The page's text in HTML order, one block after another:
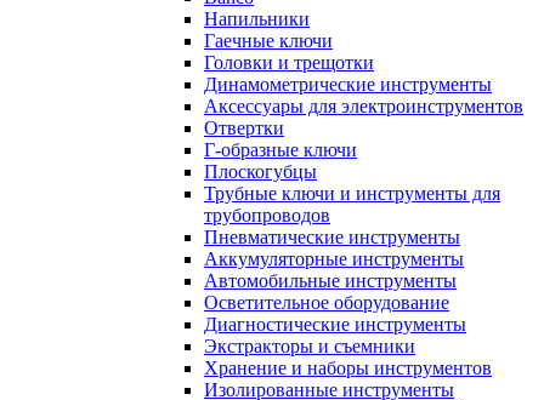
Напильники
Гаечные ключи
Головки и трещотки
Динамометрические инструменты
Аксессуары для электроинструментов
Отвертки
Г-образные ключи
Плоскогубцы
Трубные ключи и инструменты для
трубопроводов
Пневматические инструменты
Аккумуляторные инструменты
Автомобильные инструменты
Осветительное оборудование
Диагностические инструменты
Экстракторы и съемники
Хранение и наборы инструментов
Изолированные инструменты